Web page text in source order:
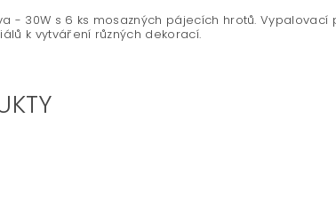
- 30W s 6 ks mosazných pájecích hrotů.
k vytváření různých dekorací.